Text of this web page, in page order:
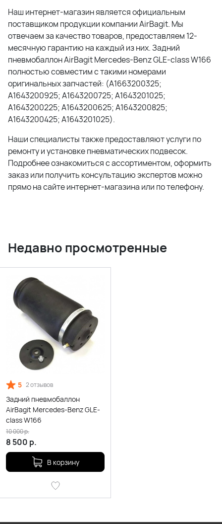
Наш интернет-магазин является официальным
поставщиком продукции компании AirBagit. Мы
отвечаем за качество товаров, предоставляем 12-
месячную гарантию на каждый из них. Задний
пневмобаллон AirBagit Mercedes-Benz GLE-class W166
полностью совместим с такими номерами
оригинальных запчастей: (A1663200325;
A1643200925; A1643200725; A1643201025;
A1643200225; A1643200625; A1643200825;
A1643200425; A1643201025).
Наши специалисты также предоставляют услуги по
ремонту и установке пневматических подвесок.
Подробнее ознакомиться с ассортиментом, оформить
заказ или получить консультацию экспертов можно
прямо на сайте интернет-магазина или по телефону.
Недавно просмотренные
5 2 отзывов
Задний пневмобаллон
AirBagit Mercedes-Benz GLE-
class W166
8 500 р.
10 000р.
В корзину